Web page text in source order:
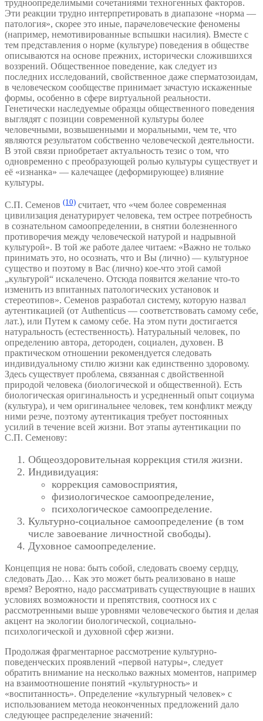
трудноопределимыми сочетаниями техногенных факторов.
Эти реакции трудно интерпретировать в диапазоне «норма —
патология», скорее это иные, парачеловеческие феномены
(например, немотивированные вспышки насилия). Вместе с
тем представления о норме (культуре) поведения в обществе
описываются на основе прежних, исторически сложившихся
воззрений. Общественное поведение, как следует из
последних исследований, свойственное даже сперматозоидам,
в человеческом сообществе принимает зачастую искаженные
формы, особенно в сфере виртуальной реальности.
Генетически наследуемые образцы общественного поведения
выглядят с позиции современной культуры более
человечными, возвышенными и моральными, чем те, что
являются результатом собственно человеческой деятельности.
В этой связи приобретает актуальность тезис о том, что
одновременно с преобразующей ролью культуры существует и
её «изнанка» — калечащее (деформирующее) влияние
культуры.
С.П. Семенов (10) считает, что «чем более современная
цивилизация денатурирует человека, тем острее потребность
в сознательном самоопределении, в снятии болезненного
противоречия между человеческой натурой и надрывной
культурой». В той же работе далее читаем: «Важно не только
принимать это, но осознать, что и Вы (лично) — культурное
существо и поэтому в Вас (лично) кое-что этой самой
„культурой“ искалечено. Отсюда появится желание что-то
изменить из впитанных патологических установок и
стереотипов». Семенов разработал систему, которую назвал
аутентикацией (от Authenticus — соответствовать самому себе,
лат.), или Путем к самому себе. На этом пути достигается
натуральность (естественность). Натуральный человек, по
определению автора, детороден, социален, духовен. В
практическом отношении рекомендуется следовать
индивидуальному стилю жизни как единственно здоровому.
Здесь существует проблема, связанная с двойственной
природой человека (биологической и общественной). Есть
биологическая оригинальность и усредненный опыт социума
(культура), и чем оригинальнее человек, тем конфликт между
ними резче, поэтому аутентикация требует постоянных
усилий в течение всей жизни. Вот этапы аутентикации по
С.П. Семенову:
Общеоздоровительная коррекция стиля жизни.
Индивидуация:
коррекция самовосприятия,
физиологическое самоопределение,
психологическое самоопределение.
Культурно-социальное самоопределение (в том
числе завоевание личностной свободы).
Духовное самоопределение.
Концепция не нова: быть собой, следовать своему сердцу,
следовать Дао… Как это может быть реализовано в наше
время? Вероятно, надо рассматривать существующие в наших
условиях возможности и препятствия, соотнося их с
рассмотренными выше уровнями человеческого бытия и делая
акцент на экологии биологической, социально-
психологической и духовной сфер жизни.
Продолжая фрагментарное рассмотрение культурно-
поведенческих проявлений «первой натуры», следует
обратить внимание на несколько важных моментов, например
на взаимоотношение понятий «культурность» и
«воспитанность». Определение «культурный человек» с
использованием метода неоконченных предложений дало
следующее распределение значений: